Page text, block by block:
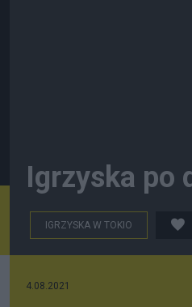
Igrzyska po
IGRZYSKA W TOKIO
4.08.2021